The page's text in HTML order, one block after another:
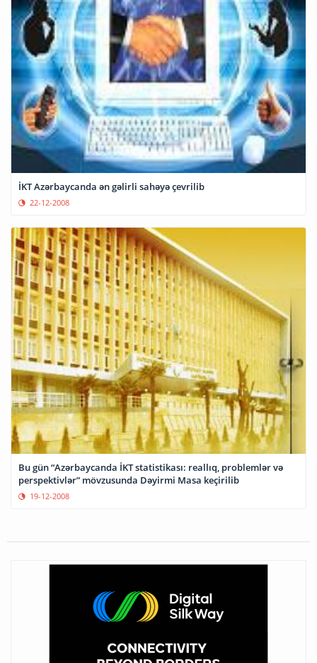
İKT Azərbaycanda ən gəlirli sahəyə çevrilib
22-12-2008
Bu gün “Azərbaycanda İKT statistikası: reallıq, problemlər və
perspektivlər” mövzusunda Dəyirmi Masa keçirilib
19-12-2008